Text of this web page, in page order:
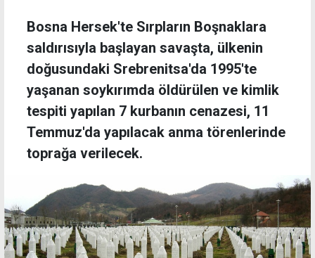
Bosna Hersek'te Sırpların Boşnaklara
saldırısıyla başlayan savaşta, ülkenin
doğusundaki Srebrenitsa'da 1995'te
yaşanan soykırımda öldürülen ve kimlik
tespiti yapılan 7 kurbanın cenazesi, 11
Temmuz'da yapılacak anma törenlerinde
toprağa verilecek.